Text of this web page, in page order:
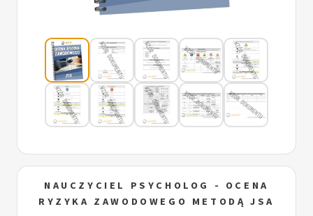
NAUCZYCIEL PSYCHOLOG - OCENA
RYZYKA ZAWODOWEGO METODĄ JSA